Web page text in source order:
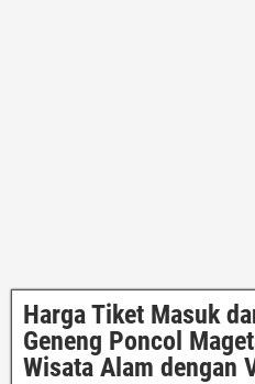
Harga Tiket Masuk
Geneng Poncol
Wisata Alam dengan